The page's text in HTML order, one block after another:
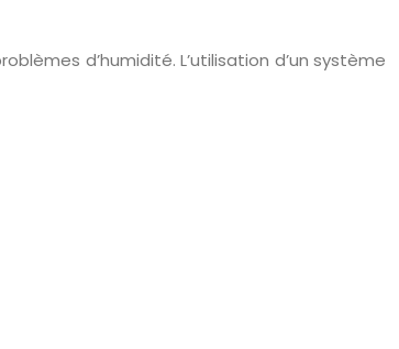
d’humidité. L’utilisation d’un système